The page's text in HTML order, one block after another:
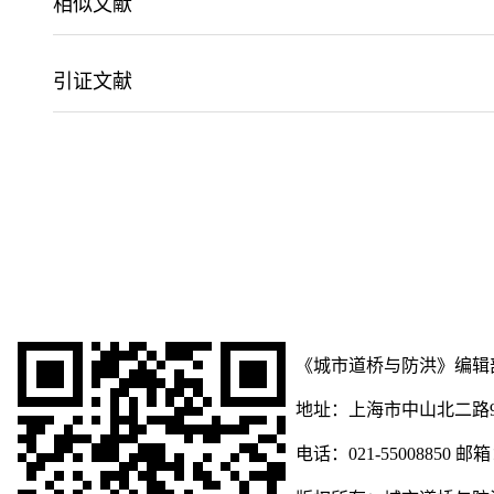
相似文献
引证文献
《城市道桥与防洪》编辑
地址：上海市中山北二路
电话：021-55008850 邮